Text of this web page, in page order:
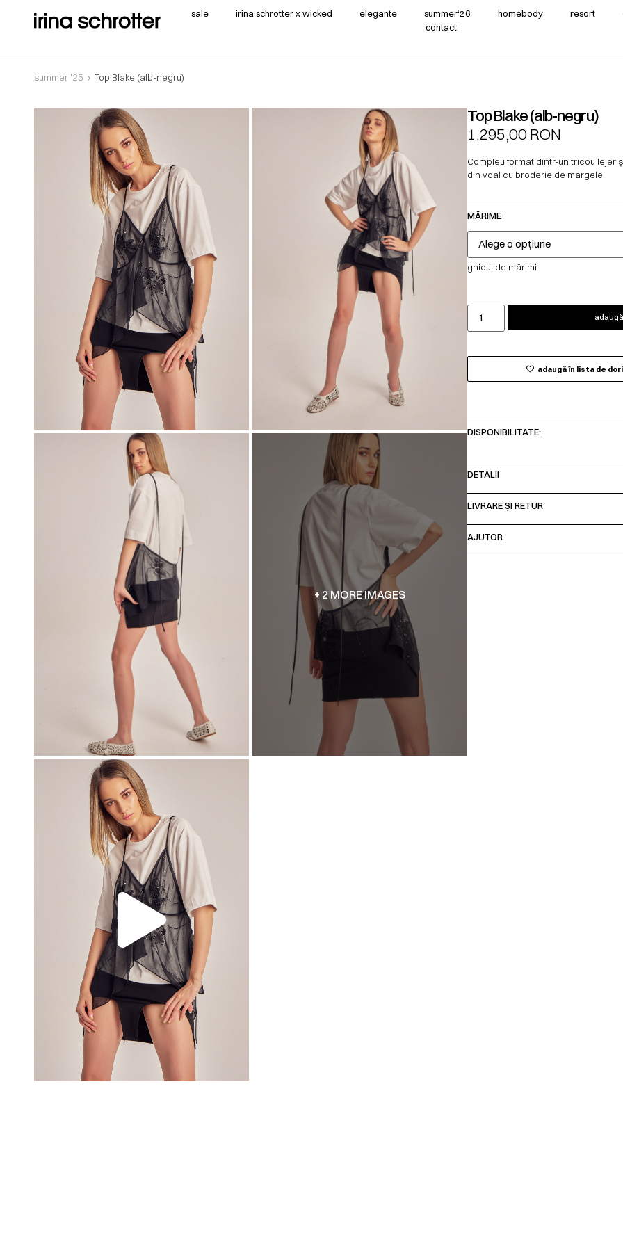
sale irina schrotter x wicked elegante summer‘26 homebody resort
contact
summer '25 Top Blake (alb-negru)
+ 2 MORE IMAGES
00:00
Top Blake (alb-negru)
1.295,00RON
Compleu format dintr-un tricou lejer
din voal cu broderie de mărgele.
MĂRIME
ghidul de mărimi
adaugă în lista de
DISPONIBILITATE:
DETALII
LIVRARE ȘI RETUR
AJUTOR